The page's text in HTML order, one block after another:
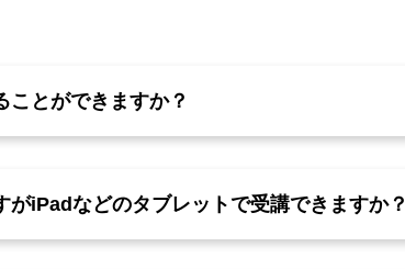
ことができますか？
がiPadなどのタブレットで受講できますか？